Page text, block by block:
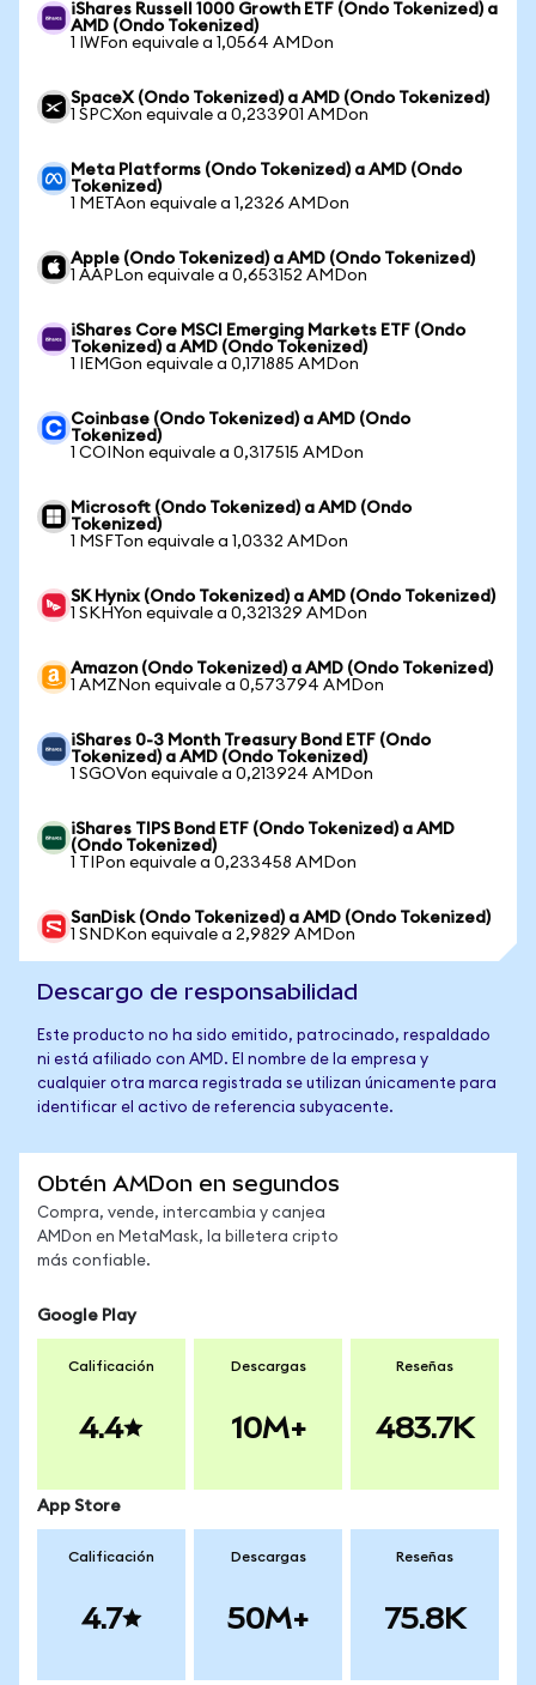
iShares Russell 1000 Growth ETF (Ondo Tokenized) a
AMD (Ondo Tokenized)
1 IWFon equivale a 1,0564 AMDon
SpaceX (Ondo Tokenized) a AMD (Ondo Tokenized)
1 SPCXon equivale a 0,233901 AMDon
Meta Platforms (Ondo Tokenized) a AMD (Ondo
Tokenized)
1 METAon equivale a 1,2326 AMDon
Apple (Ondo Tokenized) a AMD (Ondo Tokenized)
1 AAPLon equivale a 0,653152 AMDon
iShares Core MSCI Emerging Markets ETF (Ondo
Tokenized) a AMD (Ondo Tokenized)
1 IEMGon equivale a 0,171885 AMDon
Coinbase (Ondo Tokenized) a AMD (Ondo
Tokenized)
1 COINon equivale a 0,317515 AMDon
Microsoft (Ondo Tokenized) a AMD (Ondo
Tokenized)
1 MSFTon equivale a 1,0332 AMDon
SK Hynix (Ondo Tokenized) a AMD (Ondo Tokenized)
1 SKHYon equivale a 0,321329 AMDon
Amazon (Ondo Tokenized) a AMD (Ondo Tokenized)
1 AMZNon equivale a 0,573794 AMDon
iShares 0-3 Month Treasury Bond ETF (Ondo
Tokenized) a AMD (Ondo Tokenized)
1 SGOVon equivale a 0,213924 AMDon
iShares TIPS Bond ETF (Ondo Tokenized) a AMD
(Ondo Tokenized)
1 TIPon equivale a 0,233458 AMDon
SanDisk (Ondo Tokenized) a AMD (Ondo Tokenized)
1 SNDKon equivale a 2,9829 AMDon
Descargo de responsabilidad
Este producto no ha sido emitido, patrocinado, respaldado
ni está afiliado con AMD. El nombre de la empresa y
cualquier otra marca registrada se utilizan únicamente para
identificar el activo de referencia subyacente.
Obtén AMDon en segundos
Compra, vende, intercambia y canjea
AMDon en MetaMask, la billetera cripto
más confiable.
Google Play
Calificación
4.4
Descargas
10M+
Reseñas
483.7K
App Store
Calificación
4.7
Descargas
50M+
Reseñas
75.8K